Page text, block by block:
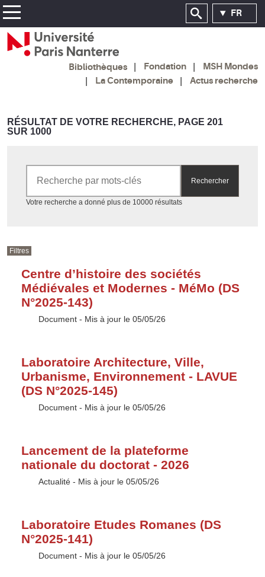
FR
Bibliothèques Fondation
MSH Mondes
La Contemporaine
Actus recherche
RÉSULTAT DE VOTRE RECHERCHE, PAGE 201
SUR 1000
Rechercher
Votre recherche a donné plus de 10000 résultatsAccéder aux résultats
Filtres
Centre d’histoire des sociétés
Médiévales et Modernes - MéMo (DS
N°2025-143)
Type :
Document - Mis à jour le 05/05/26
Laboratoire Architecture, Ville,
Urbanisme, Environnement - LAVUE
(DS N°2025-145)
Type :
Document - Mis à jour le 05/05/26
Lancement de la plateforme
nationale du doctorat - 2026
Type :
Actualité - Mis à jour le 05/05/26
Laboratoire Etudes Romanes (DS
N°2025-141)
Type :
Document - Mis à jour le 05/05/26